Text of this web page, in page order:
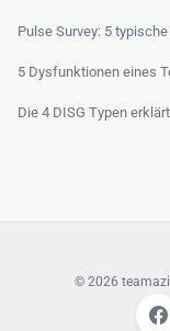
Pulse Survey: 5
5 Dysfunktionen eines
Die 4 DISG Typen erklärt
© 2026